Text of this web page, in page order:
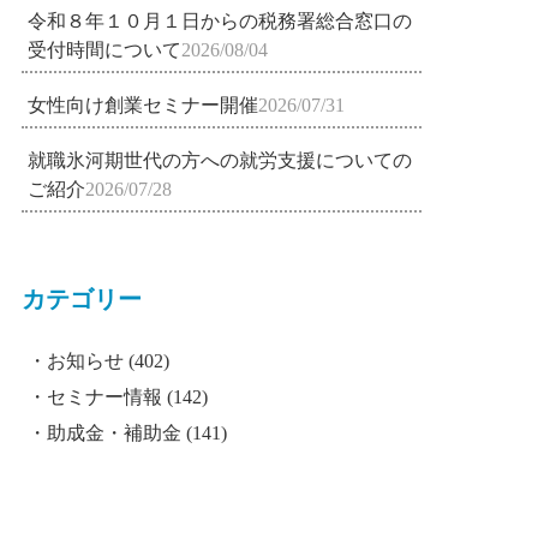
令和８年１０月１日からの税務署総合窓口の
受付時間について2026/08/04
女性向け創業セミナー開催2026/07/31
就職氷河期世代の方への就労支援についての
ご紹介2026/07/28
カテゴリー
お知らせ(402)
セミナー情報 (142)
助成金・補助金 (141)